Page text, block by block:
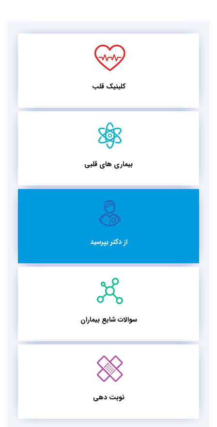
کلینیک قلب
بیماری های قلبی
از دکتر بپرسید
سوالات شایع بیماران
نوبت دهی